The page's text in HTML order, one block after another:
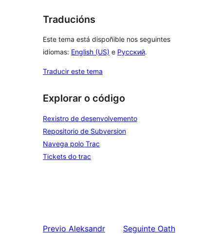
Traducións
Este tema está dispoñible nos seguintes
idiomas: English (US) e Русский.
Traducir este tema
Explorar o código
Rexistro de desenvolvemento
Repositorio de Subversion
Navega polo Trac
Tickets do trac
Previo Aleksandr Seguinte Oath